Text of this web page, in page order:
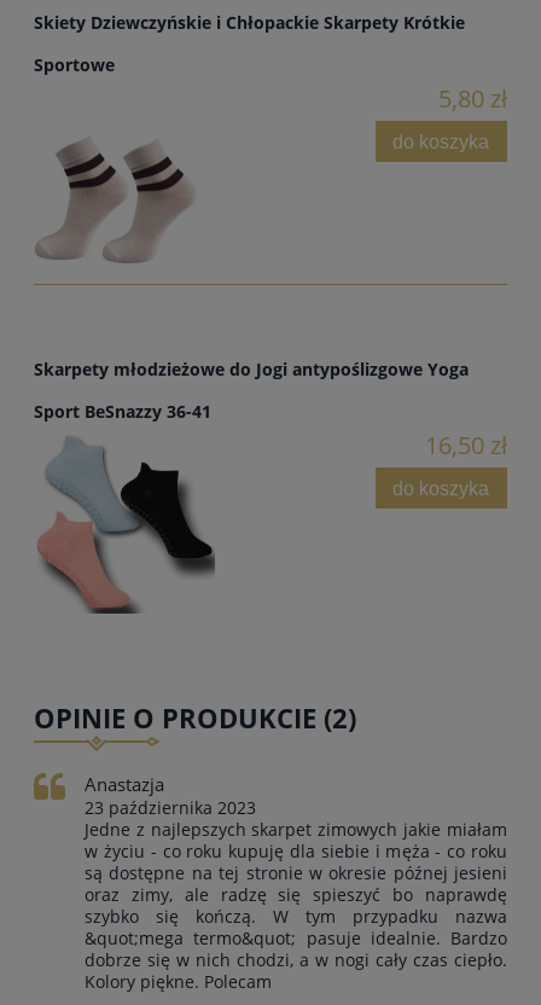
Skiety Dziewczyńskie i Chłopackie Skarpety Krótkie
Sportowe
5,80 zł
do koszyka
Skarpety młodzieżowe do Jogi antypoślizgowe Yoga
Sport BeSnazzy 36-41
16,50 zł
do koszyka
OPINIE O PRODUKCIE (2)
Anastazja
23 października 2023
Jedne z najlepszych skarpet zimowych jakie miałam
w życiu - co roku kupuję dla siebie i męża - co roku
są dostępne na tej stronie w okresie późnej jesieni
oraz zimy, ale radzę się spieszyć bo naprawdę
szybko się kończą. W tym przypadku nazwa
&quot;mega termo&quot; pasuje idealnie. Bardzo
dobrze się w nich chodzi, a w nogi cały czas ciepło.
Kolory piękne. Polecam